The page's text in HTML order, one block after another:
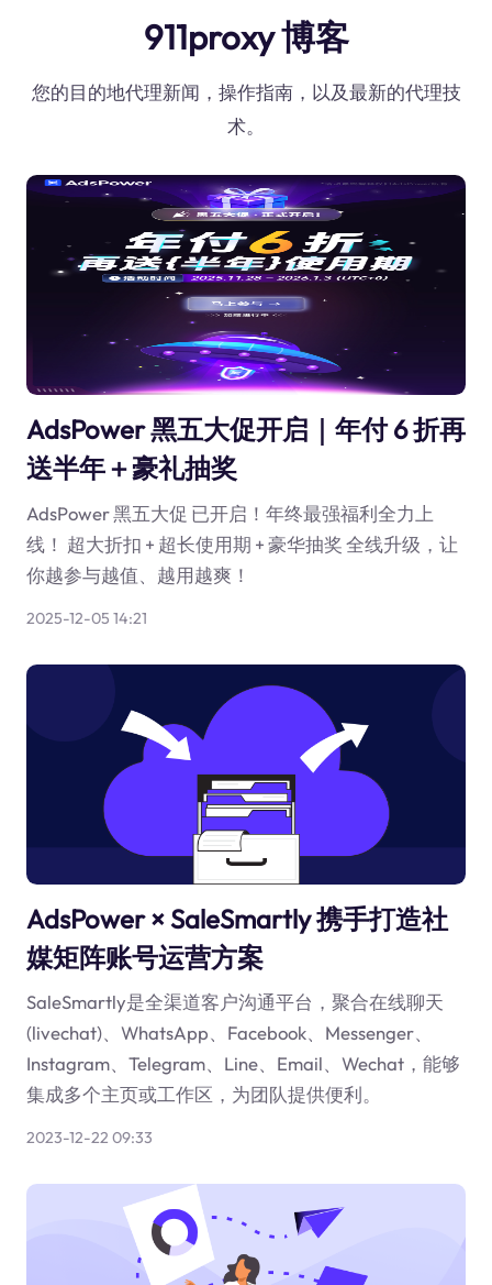
911proxy 博客
您的目的地代理新闻，操作指南，以及最新的代理技
术。
AdsPower 黑五大促开启｜年付 6 折再
送半年＋豪礼抽奖
AdsPower 黑五大促 已开启！年终最强福利全力上
线！ 超大折扣 + 超长使用期 + 豪华抽奖 全线升级，让
你越参与越值、越用越爽！
2025-12-05 14:21
AdsPower × SaleSmartly 携手打造社
媒矩阵账号运营方案
SaleSmartly是全渠道客户沟通平台，聚合在线聊天
(livechat)、WhatsApp、Facebook、Messenger、
Instagram、Telegram、Line、Email、Wechat，能够
集成多个主页或工作区，为团队提供便利。
2023-12-22 09:33